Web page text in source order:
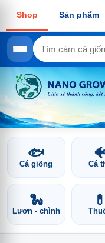
🐟
Cá giống
🐠
Cá
🐍
Lươn - chình
💊
Shop Sản phẩm